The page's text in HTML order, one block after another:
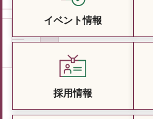
イベント情報
採用情報